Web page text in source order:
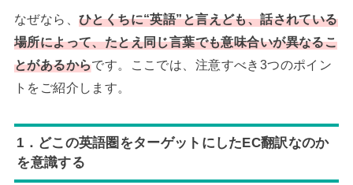
なぜなら、 ひとくちに“英語”と言えども、話されている
場所によって、たとえ同じ言葉でも意味合いが異なるこ
とがあるからです。ここでは、注意すべき3つのポイン
トをご紹介します。
1．どこの英語圏をターゲットにしたEC翻訳なのか
を意識する